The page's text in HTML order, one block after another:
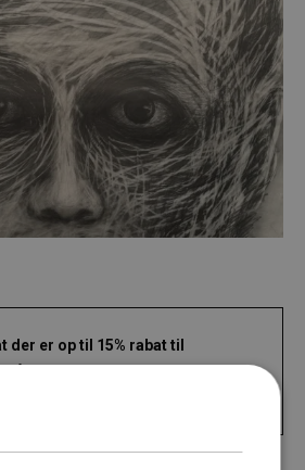
der er op til 15% rabat til